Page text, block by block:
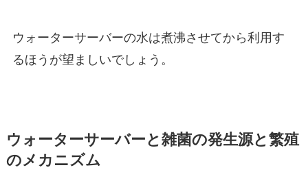
ウォーターサーバーの水は煮沸させてから利用す
るほうが望ましいでしょう。
ウォーターサーバーと雑菌の発生源と繁殖
のメカニズム